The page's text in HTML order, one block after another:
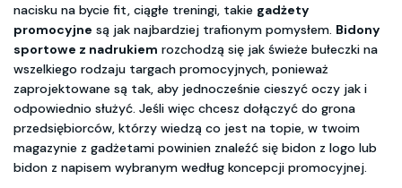
nacisku na bycie fit, ciągłe treningi, takie gadżety
promocyjne są jak najbardziej trafionym pomysłem. Bidony
sportowe z nadrukiem rozchodzą się jak świeże bułeczki na
wszelkiego rodzaju targach promocyjnych, ponieważ
zaprojektowane są tak, aby jednocześnie cieszyć oczy jak i
odpowiednio służyć. Jeśli więc chcesz dołączyć do grona
przedsiębiorców, którzy wiedzą co jest na topie, w twoim
magazynie z gadżetami powinien znaleźć się bidon z logo lub
bidon z napisem wybranym według koncepcji promocyjnej.